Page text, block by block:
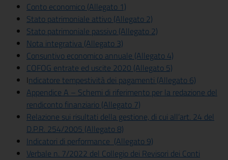
Conto economico (Allegato 1)
Stato patrimoniale attivo (Allegato 2)
Stato patrimoniale passivo (Allegato 2)
Nota integrativa (Allegato 3)
Consuntivo economico annuale (Allegato 4)
COFOG entrate ed uscite 2020 (Allegato 5)
Indicatore tempestività dei pagamenti (Allegato 6)
Appendice A – Schemi di riferimento per la redazione del
rendiconto finanziario (Allegato 7)
Relazione sui risultati della gestione, di cui all’art. 24 del
D.P.R. 254/2005 (Allegato 8)
Indicatori di performance (Allegato 9)
Verbale n. 7/2022 del Collegio dei Revisori dei Conti